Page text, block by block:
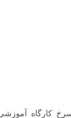
کارگاه آموزشی